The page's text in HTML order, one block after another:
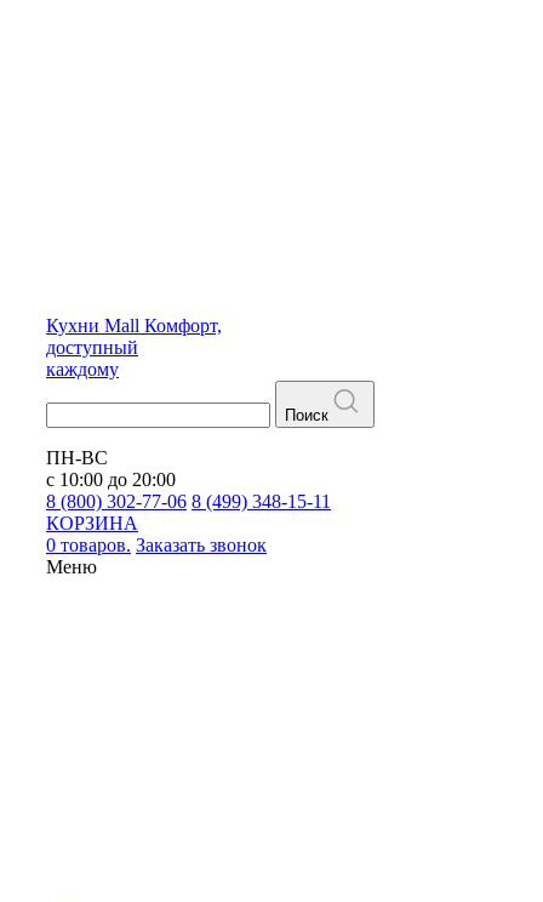
Кухни Mall Комфорт,
доступный
каждому
Поиск
ПН-ВС
с 10:00 до 20:00
8 (800) 302-77-06 8 (499) 348-15-11
КОРЗИНА
0 товаров. Заказать звонок
Меню